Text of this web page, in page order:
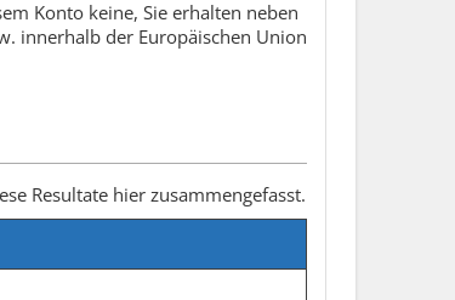
Konto keine, Sie erhalten neben
innerhalb der Europäischen Union
Resultate hier zusammengefasst.